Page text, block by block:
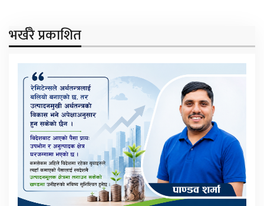
भर्खरै प्रकाशित